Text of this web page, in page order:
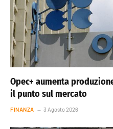
Opec+ aumenta
il punto sul mercato
FINANZA 3 Agosto 2026